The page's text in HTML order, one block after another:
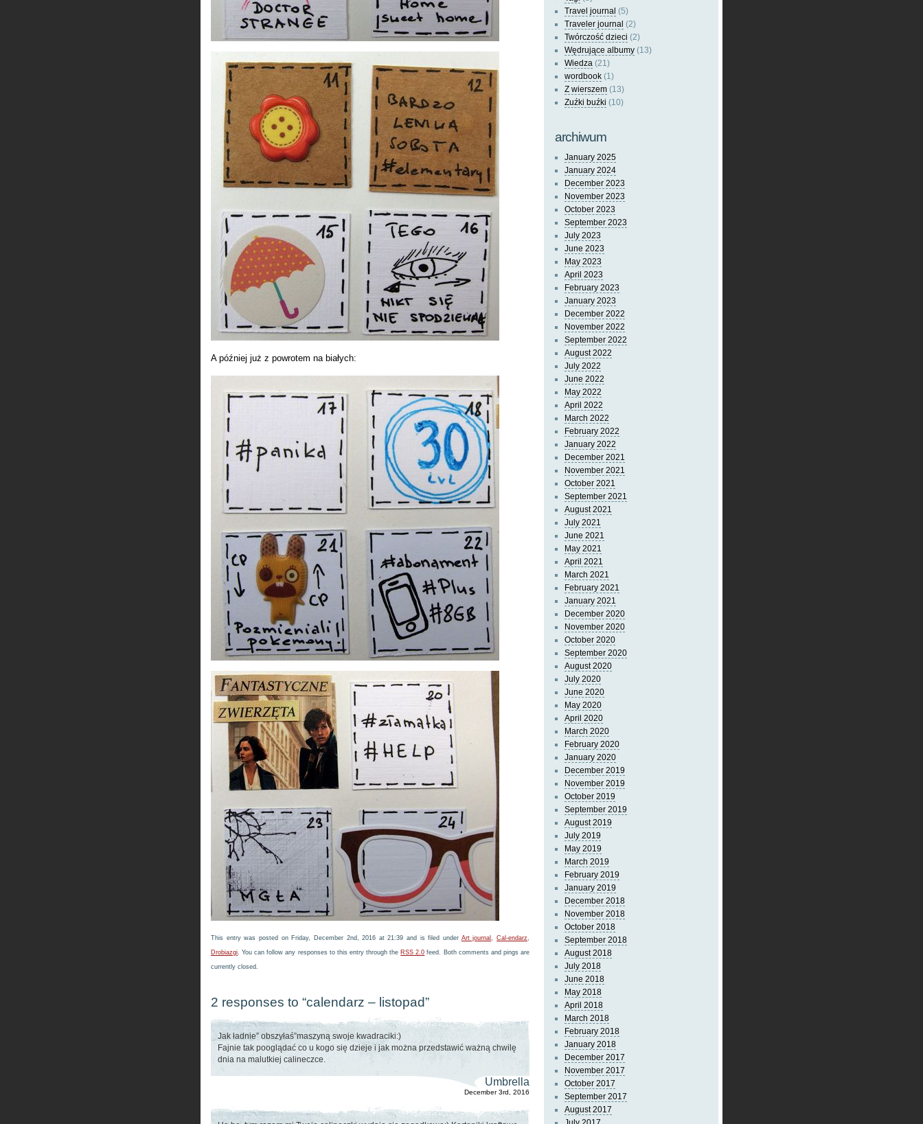
A później już z powrotem na białych:
This entry was posted on Friday, December 2nd, 2016 at 21:39 and is filed under Art journal,Cal-endarz,
Drobiazgi. You can follow any responses to this entry through the RSS 2.0 feed. Both comments and pings are
currently closed.
2 responses to “calendarz – listopad”
Jak ładnie” obszyłaś”maszyną swoje kwadraciki:)
Fajnie tak pooglądać co u kogo się dzieje i jak można przedstawić ważną chwilę
dnia na malutkiej calineczce.
Umbrella
December 3rd, 2016
Travel journal (5)
Traveler journal (2)
Twórczość dzieci (2)
Wędrujące albumy (13)
Wiedza (21)
wordbook (1)
Z wierszem (13)
Zuźki buźki (10)
archiwum
January 2025
January 2024
December 2023
November 2023
October 2023
September 2023
July 2023
June 2023
May 2023
April 2023
February 2023
January 2023
December 2022
November 2022
September 2022
August 2022
July 2022
June 2022
May 2022
April 2022
March 2022
February 2022
January 2022
December 2021
November 2021
October 2021
September 2021
August 2021
July 2021
June 2021
May 2021
April 2021
March 2021
February 2021
January 2021
December 2020
November 2020
October 2020
September 2020
August 2020
July 2020
June 2020
May 2020
April 2020
March 2020
February 2020
January 2020
December 2019
November 2019
October 2019
September 2019
August 2019
July 2019
May 2019
March 2019
February 2019
January 2019
December 2018
November 2018
October 2018
September 2018
August 2018
July 2018
June 2018
May 2018
April 2018
March 2018
February 2018
January 2018
December 2017
November 2017
October 2017
September 2017
August 2017